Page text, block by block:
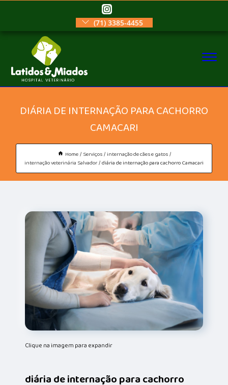
(71) 3385-4455
DIÁRIA DE INTERNAÇÃO PARA CACHORRO
CAMACARI
Home Serviços
internação de cães e gatos
internação veterinária Salvador diária de internação para cachorro Camacari
Clique na imagem para expandir
diária de internação para cachorro